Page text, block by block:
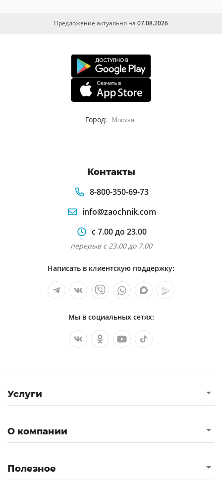
Предложение актуально на 07.08.2026
Город: Москва
Контакты
8-800-350-69-73
info@zaochnik.com
с 7.00 до 23.00
перерыв с 23.00 до 7.00
Написать в клиентскую поддержку:
Мы в социальных сетях:
Услуги
О компании
Полезное